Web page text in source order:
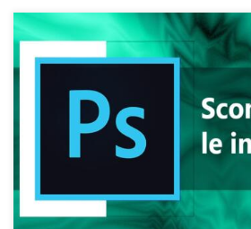
Vuoi imparare a scontornare le immagini
di grafica digitale Photoshop ma non sai
iniziare? Vuoi scoprire le tecniche di
selezionare i contorni di un’immagine o
Photoshop? Per chi non ha molta